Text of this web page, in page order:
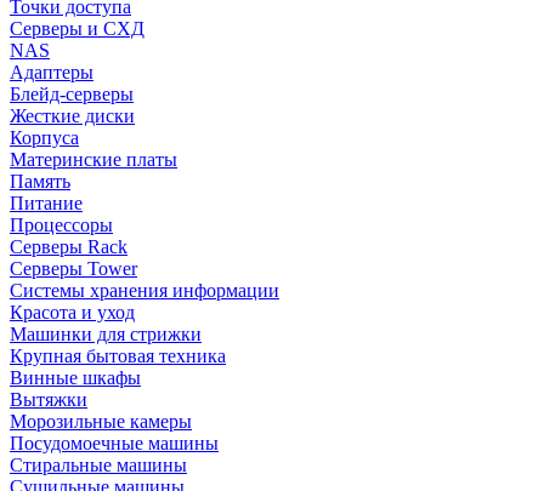
Точки доступа
Серверы и СХД
NAS
Адаптеры
Блейд-серверы
Жесткие диски
Корпуса
Материнские платы
Память
Питание
Процессоры
Серверы Rack
Серверы Tower
Системы хранения информации
Красота и уход
Машинки для стрижки
Крупная бытовая техника
Винные шкафы
Вытяжки
Морозильные камеры
Посудомоечные машины
Стиральные машины
Сушильные машины